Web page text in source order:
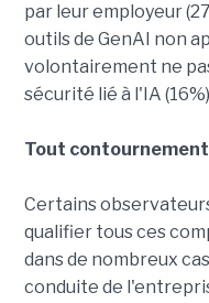
par leur employeur
outils de GenAI non
volontairement ne
sécurité lié à l'IA
Tout
Certains
qualifier tous ces
dans de nombreux
conduite de